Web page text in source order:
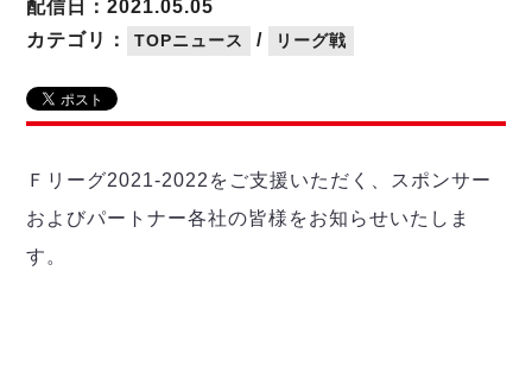
個人ランキング｜シュート成功率
メットライフ生命Ｆ２リーグ
試合日程
順位表
戦績表
しながわシティ
立川アスレティックFC
ペスカドーラ町田
湘南ベルマーレ
名古屋オーシャンズ
シュライカー大阪
リーグ概要 ABOUT US
リーグ概要
日本フットサルリーグについて
大会概要
リーグ要項
過去の記録 ARCHIVE
過去の試合記録
ディビジョン1 試合記録
プロジェクト PROJECT
DIVISION
カテゴリ： TOPニュース / リーグ戦
配信日：2021.05.05
Ｆリーグ2021-2022をご支援いただく、スポンサー
およびパートナー各社の皆様をお知らせいたしま
す。